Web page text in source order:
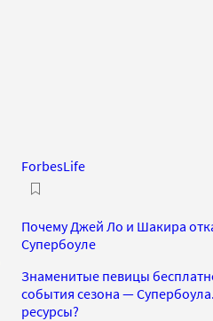
ForbesLife
Почему Джей Ло и Шакира
Супербоуле
Знаменитые певицы
события сезона —
ресурсы?